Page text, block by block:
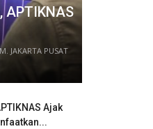
APTIKNAS
JAKARTA PUSAT
Ajak